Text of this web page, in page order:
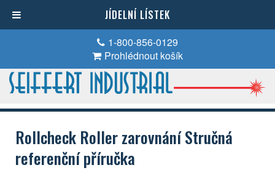
1-800-856-0129
Prohlédnout košík
Rollcheck Roller zarovnání Stručná
referenční příručka
JÍDELNÍ LÍSTEK